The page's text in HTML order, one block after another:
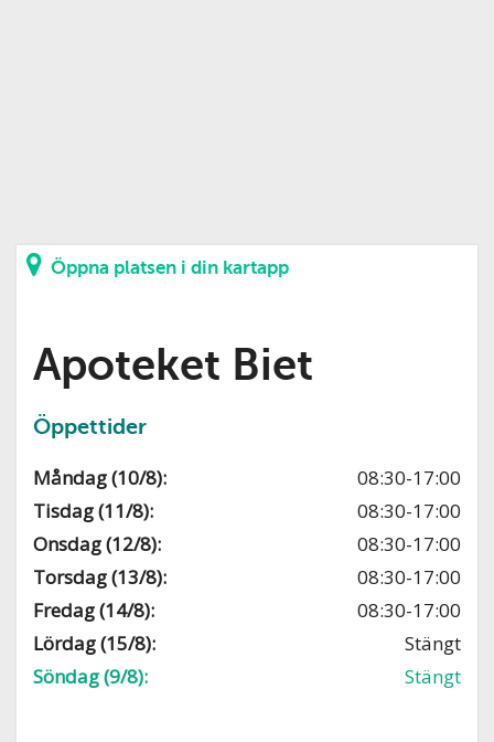
Öppna platsen i din kartapp
Apoteket Biet
Öppettider
Måndag (10/8):
08:30-17:00
Tisdag (11/8):
08:30-17:00
Onsdag (12/8):
08:30-17:00
Torsdag (13/8):
08:30-17:00
Fredag (14/8):
08:30-17:00
Lördag (15/8):
Stängt
Söndag (9/8):
Stängt